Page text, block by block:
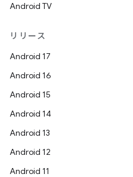
Android TV
リリース
Android 17
Android 16
Android 15
Android 14
Android 13
Android 12
Android 11